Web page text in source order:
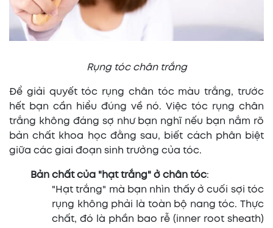
Rụng tóc chân trắng
Để giải quyết tóc rụng chân tóc màu trắng, trước
hết bạn cần hiểu đúng về nó. Việc tóc rụng chân
trắng không đáng sợ như bạn nghĩ nếu bạn nắm rõ
bản chất khoa học đằng sau, biết cách phân biệt
giữa các giai đoạn sinh trưởng của tóc.
Bản chất của "hạt trắng" ở chân tóc:
"Hạt trắng" mà bạn nhìn thấy ở cuối sợi tóc
rụng không phải là toàn bộ nang tóc. Thực
chất, đó là phần bao rễ (inner root sheath)